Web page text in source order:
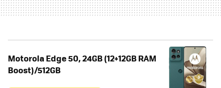
Motorola Edge 50, 24GB (12+12GB RAM
Boost)/512GB